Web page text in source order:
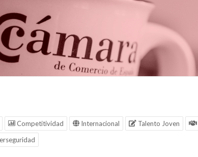
Competitividad Internacional Talento Joven